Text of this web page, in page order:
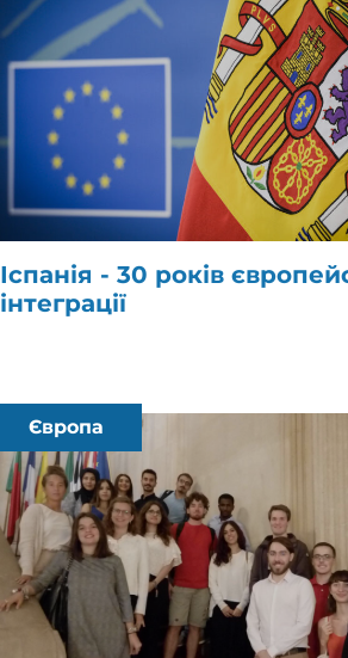
Іспанія - 30 років
інтеграції
Європа